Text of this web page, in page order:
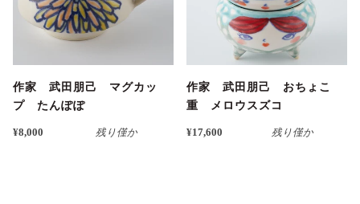
作家 武田朋己 マグカッ
プ たんぽぽ
¥8,000 残り僅か
作家 武田朋己 おちょこ
重 メロウスズコ
¥17,600 残り僅か